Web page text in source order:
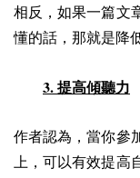
相反，如果一篇文
懂的話，那就是降
3. 提高傾聽力
作者認為，當你參
上，可以有效提